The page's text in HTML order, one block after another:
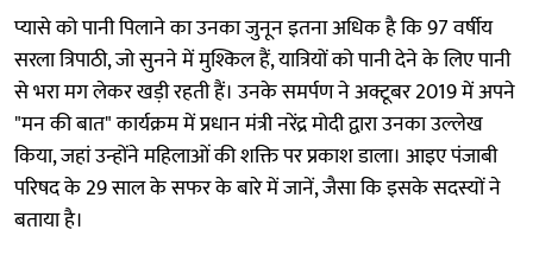
प्यासे को पानी पिलाने का उनका जुनून इतना अधिक है कि 97 वर्षीय
सरला त्रिपाठी, जो सुनने में मुश्किल हैं, यात्रियों को पानी देने के लिए पानी
से भरा मग लेकर खड़ी रहती हैं। उनके समर्पण ने अक्टूबर 2019 में अपने
"मन की बात" कार्यक्रम में प्रधान मंत्री नरेंद्र मोदी द्वारा उनका उल्लेख
किया, जहां उन्होंने महिलाओं की शक्ति पर प्रकाश डाला। आइए पंजाबी
परिषद के 29 साल के सफर के बारे में जानें, जैसा कि इसके सदस्यों ने
बताया है।